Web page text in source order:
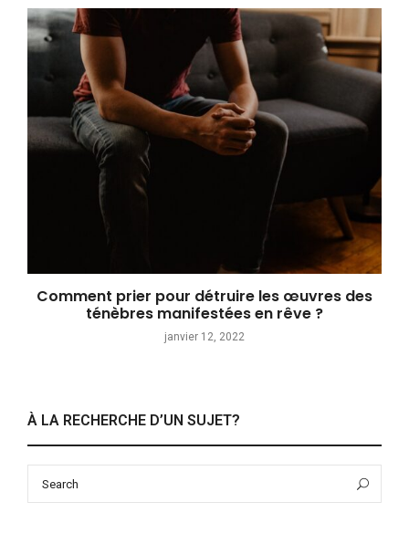
Comment prier pour détruire les œuvres des
ténèbres manifestées en rêve ?
janvier 12, 2022
À LA RECHERCHE D’UN SUJET?